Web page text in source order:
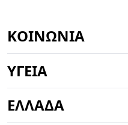
ΚΟΙΝΩΝΊΑ
ΥΓΕΊΑ
ΕΛΛΆΔΑ